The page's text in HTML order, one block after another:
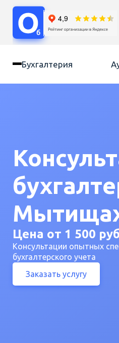
Бухгалтерия
Цена от 1 500
Консультации опытных
бухгалтерского учета
Заказать услугу